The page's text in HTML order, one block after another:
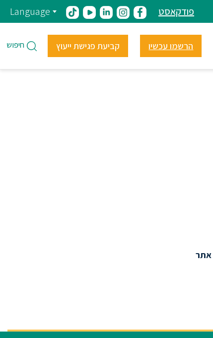
פודקאסט Language
הרשמו עכשיו קביעת פגישת ייעוץ חיפוש
אתר